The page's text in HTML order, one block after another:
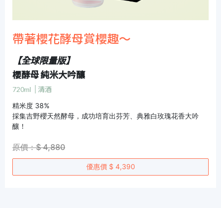
帶著櫻花酵母賞櫻趣～
【全球限量版】
櫻酵母 純米大吟釀
720ml
清酒
精米度 38%
採集吉野櫻天然酵母，成功培育出芬芳、典雅白玫瑰花香大吟
釀！
原價：$ 4,880
優惠價 $ 4,390